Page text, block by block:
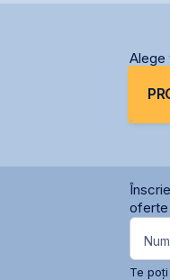
Alege
oferte
Te